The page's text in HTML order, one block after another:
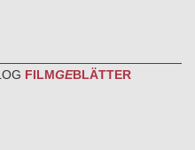
FILMGEBLÄTTER